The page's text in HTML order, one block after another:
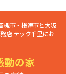
槻市・摂津市と大阪
店 テック千里にお
動の家